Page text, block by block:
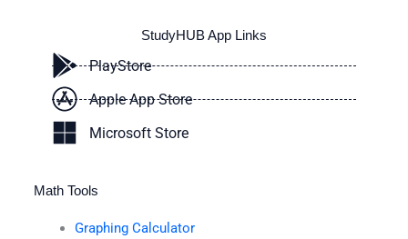
StudyHUB App Links
PlayStore
Apple App Store
Microsoft Store
Math Tools
Graphing Calculator